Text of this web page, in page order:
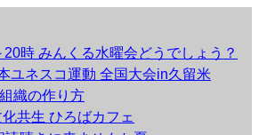
時 みんくる水曜会どうでしょう？
ユネスコ運動 全国大会in久留米
織の作り方
共生 ひろばカフェ